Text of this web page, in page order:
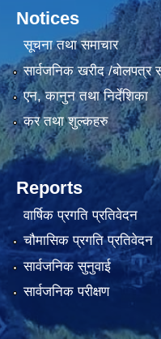
Notices
सूचना तथा समाचार
सार्वजनिक खरीद /बोलपत्र
एन, कानुन तथा निर्देशिका
कर तथा शुल्कहरु
Reports
वार्षिक प्रगति प्रतिवेदन
चौमासिक प्रगति प्रतिवेदन
सार्वजनिक सुनुवाई
सार्वजनिक परीक्षण